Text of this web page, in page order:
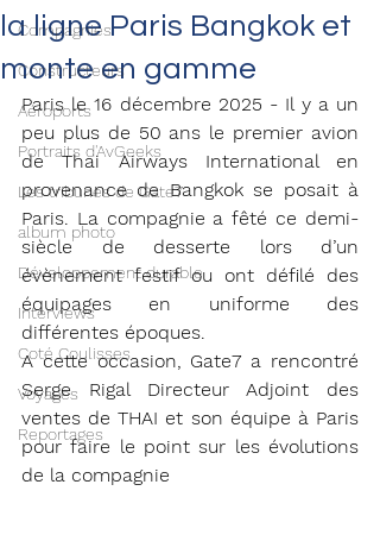
Compagnies
Constructeurs
Aéroports
Portraits d'AvGeeks
Les tribunes de Gate7
album photo
Développement durable
Interviews
Coté Coulisses
Voyages
Reportages
la ligne Paris Bangkok et
monte en gamme
Paris le 16 décembre 2025 - Il y a un
peu plus de 50 ans le premier avion
de Thai Airways International en
provenance de Bangkok se posait à
Paris. La compagnie a fêté ce demi-
siècle de desserte lors d’un
évènement festif ou ont défilé des
équipages en uniforme des
différentes époques.
A cette occasion, Gate7 a rencontré
Serge Rigal Directeur Adjoint des
ventes de THAI et son équipe à Paris
pour faire le point sur les évolutions
de la compagnie